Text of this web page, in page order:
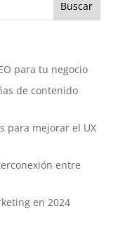
para tu negocio
de contenido
para mejorar el UX
entre
en 2024